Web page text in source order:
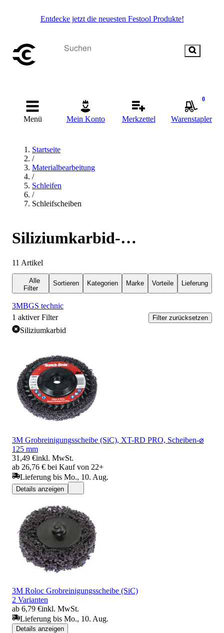
Entdecke jetzt die neuesten Festool Produkte!
Menü Mein Konto Merkzettel
0
Warenstapler
Startseite
/
Materialbearbeitung
/
Schleifen
/
Schleifscheiben
Siliziumkarbid-
Schleifscheiben
11 Artikel
Alle
Filter
Sortieren Kategorien Marke Vorteile Lieferung
3MBGS technic
1 aktiver Filter Filter zurücksetzen
Siliziumkarbid
3M Grobreinigungsscheibe (SiC), XT-RD PRO, Scheiben-⌀
125 mm
31,49 €inkl. MwSt.
ab 26,76 € bei Kauf von 22+
Lieferung bis Mo., 10. Aug.
Details anzeigen
3M Roloc Grobreinigungsscheibe (SiC)
2 Varianten
ab 6,79 €inkl. MwSt.
Lieferung bis Mo., 10. Aug.
Details anzeigen